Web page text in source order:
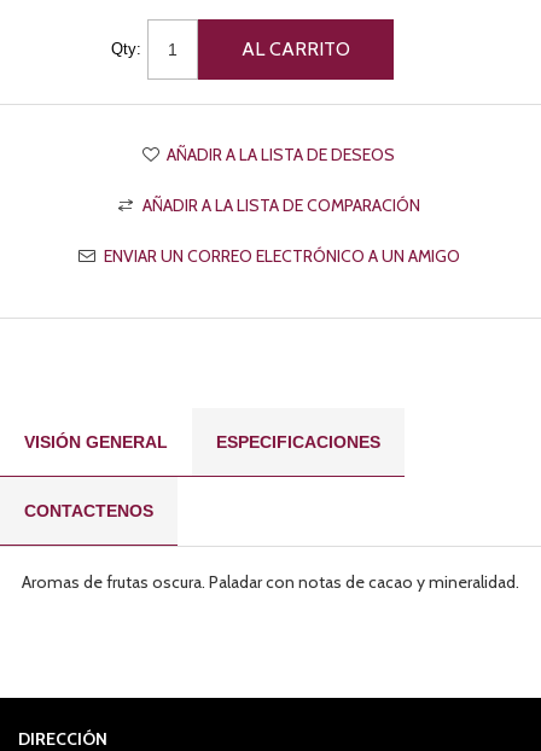
Qty:
VISIÓN GENERAL ESPECIFICACIONES
CONTACTENOS
Aromas de frutas oscura. Paladar con notas de cacao y mineralidad.
DIRECCIÓN